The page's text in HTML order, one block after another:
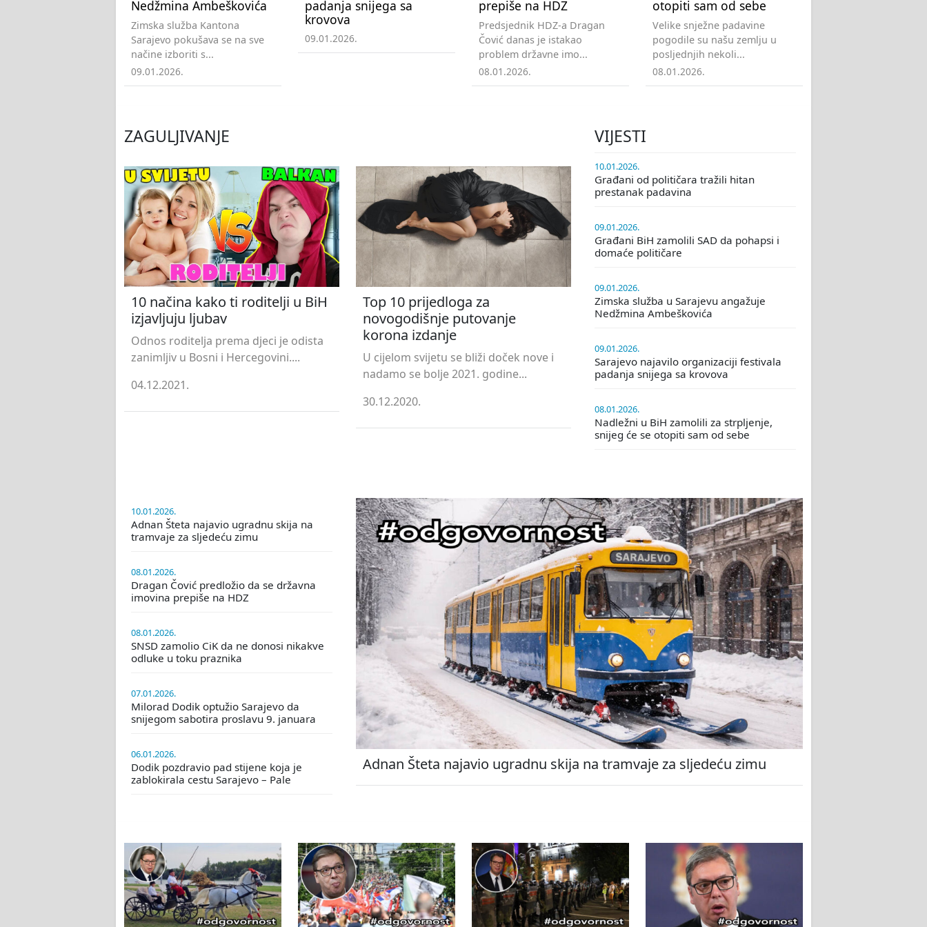
Nedžmina Ambeškovića
Zimska služba Kantona
Sarajevo pokušava se na sve
načine izboriti s...
09.01.2026.
padanja snijega sa
krovova
09.01.2026.
prepiše na HDZ
Predsjednik HDZ-a Dragan
Čović danas je istakao
problem državne imo...
08.01.2026.
otopiti sam od sebe
Velike snježne padavine
pogodile su našu zemlju u
posljednjih nekoli...
08.01.2026.
ZAGULJIVANJE
10 načina kako ti roditelji u BiH
izjavljuju ljubav
Odnos roditelja prema djeci je odista
zanimljiv u Bosni i Hercegovini....
04.12.2021.
Top 10 prijedloga za
novogodišnje putovanje
korona izdanje
U cijelom svijetu se bliži doček nove i
nadamo se bolje 2021. godine...
30.12.2020.
VIJESTI
10.01.2026.
Građani od političara tražili hitan
prestanak padavina
09.01.2026.
Građani BiH zamolili SAD da pohapsi i
domaće političare
09.01.2026.
Zimska služba u Sarajevu angažuje
Nedžmina Ambeškovića
09.01.2026.
Sarajevo najavilo organizaciji festivala
padanja snijega sa krovova
08.01.2026.
Nadležni u BiH zamolili za strpljenje,
snijeg će se otopiti sam od sebe
10.01.2026.
Adnan Šteta najavio ugradnu skija na
tramvaje za sljedeću zimu
08.01.2026.
Dragan Čović predložio da se državna
imovina prepiše na HDZ
08.01.2026.
SNSD zamolio CiK da ne donosi nikakve
odluke u toku praznika
07.01.2026.
Milorad Dodik optužio Sarajevo da
snijegom sabotira proslavu 9. januara
06.01.2026.
Dodik pozdravio pad stijene koja je
zablokirala cestu Sarajevo – Pale
Adnan Šteta najavio ugradnu skija na tramvaje za sljedeću zimu